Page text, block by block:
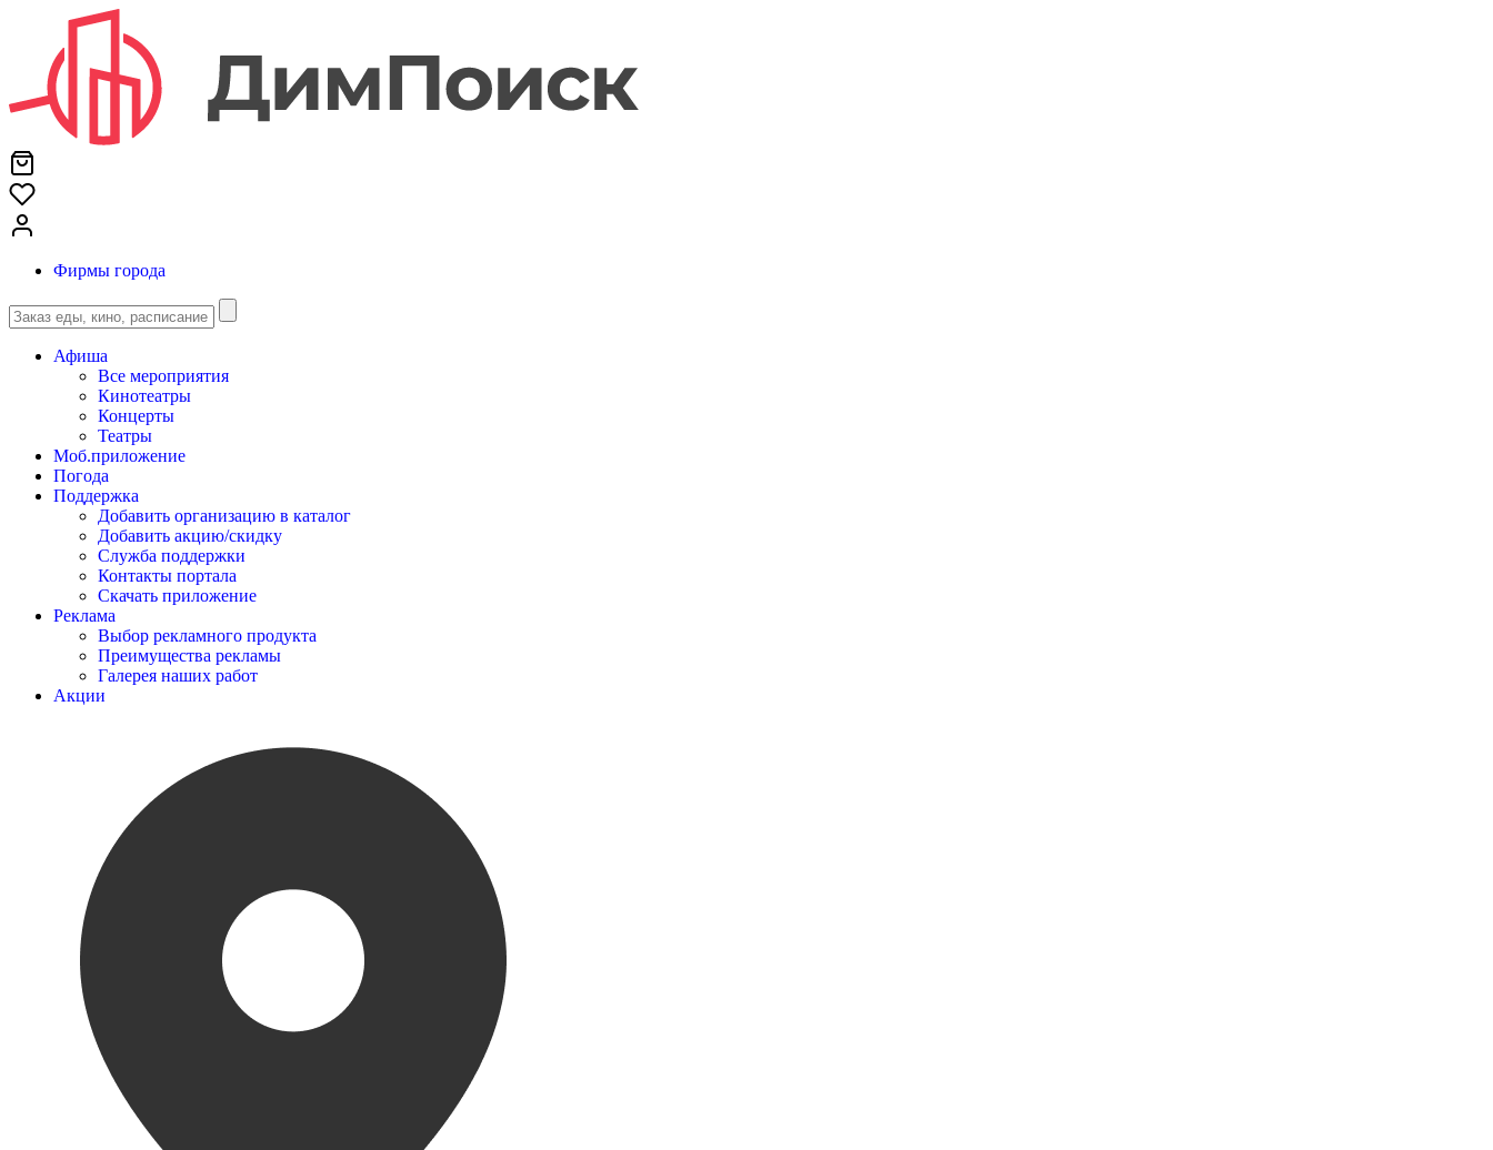
Фирмы города
Афиша
Все мероприятия
Кинотеатры
Концерты
Театры
Моб.приложение
Погода
Поддержка
Добавить организацию в каталог
Добавить акцию/скидку
Служба поддержки
Контакты портала
Скачать приложение
Реклама
Выбор рекламного продукта
Преимущества рекламы
Галерея наших работ
Акции